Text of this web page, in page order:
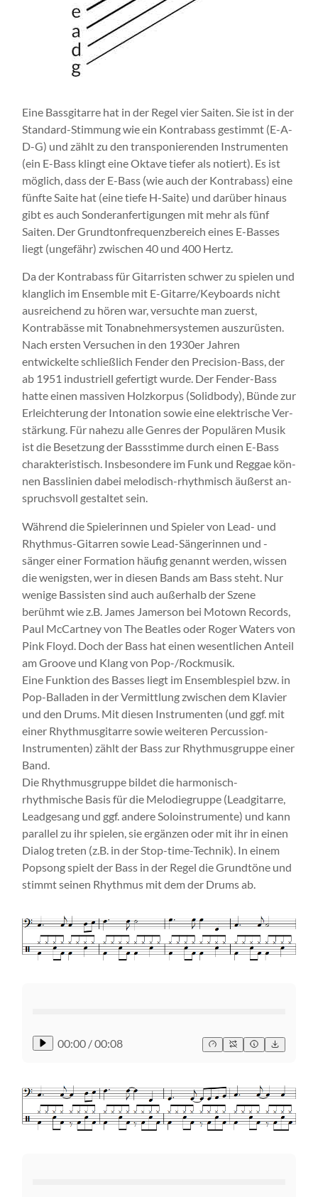
Eine Bassgitarre hat in der Regel vier Saiten. Sie ist in der
Standard-Stimmung wie ein Kontrabass gestimmt (E-A-
D-G) und zählt zu den transponierenden Instrumenten
(ein E-Bass klingt eine Oktave tiefer als notiert). Es ist
möglich, dass der E-Bass (wie auch der Kontra­bass) eine
fünfte Saite hat (eine tiefe H-Saite) und darüber hinaus
gibt es auch Sonderanfertigungen mit mehr als fünf
Saiten. Der Grundtonfrequenz­bereich eines E-Basses
liegt (ungefähr) zwischen 40 und 400 Hertz.
Da der Kontrabass für Gitarristen schwer zu spielen und
klanglich im Ensemble mit E-Gitarre/Keyboards nicht
ausreichend zu hören war, versuchte man zu­erst,
Kontra­bässe mit Tonab­neh­mer­­­syste­men aus­zu­rüsten.
Nach ersten Versuchen in den 1930er Jahren
entwickelte schließlich Fender den Preci­sion-Bass, der
ab 1951 industriell gefertigt wurde. Der Fender-Bass
hatte einen massiven Holz­kor­pus (So­lid­body), Bünde zur
Erleichte­rung der Into­na­tion sowie eine elektrische Ver­
stär­kung. Für nahezu alle Genres der Populären Musik
ist die Besetzung der Bassstimme durch einen E-Bass
cha­rakteristisch. Insbesondere im Funk und Reggae kön­
nen Basslinien dabei melodisch-rhythmisch äußerst an­­
spruchsvoll gestaltet sein.
Während die Spielerinnen und Spieler von Lead- und
Rhythmus-Gitarren sowie Lead-Sängerinnen und -
sänger einer Formation häufig genannt werden, wissen
die we­nig­sten, wer in diesen Bands am Bass steht. Nur
wenige Bassisten sind auch außer­halb der Szene
berühmt wie z.B. James Jamerson bei Motown Records,
Paul McCartney von The Beatles oder Roger Waters von
Pink Floyd. Doch der Bass hat einen we­sent­lichen Anteil
am Groove und Klang von Pop-/Rockmusik.
Eine Funktion des Basses liegt im Ensemblespiel bzw. in
Pop-Balladen in der Ver­mitt­lung zwischen dem Klavier
und den Drums. Mit diesen Instrumenten (und ggf. mit
einer Rhythmusgitarre sowie weiteren Percussion-
Instrumenten) zählt der Bass zur Rhythmusgruppe einer
Band.
Die Rhythmusgruppe bildet die harmonisch-
rhythmische Basis für die Melo­die­grup­pe (Leadgitarre,
Leadgesang und ggf. andere Soloinstrumente) und kann
parallel zu ihr spielen, sie ergänzen oder mit ihr in einen
Dialog treten (z.B. in der Stop-time-Technik). In einem
Popsong spielt der Bass in der Regel die Grundtöne und
stimmt seinen Rhythmus mit dem der Drums ab.
00:00 /00:08